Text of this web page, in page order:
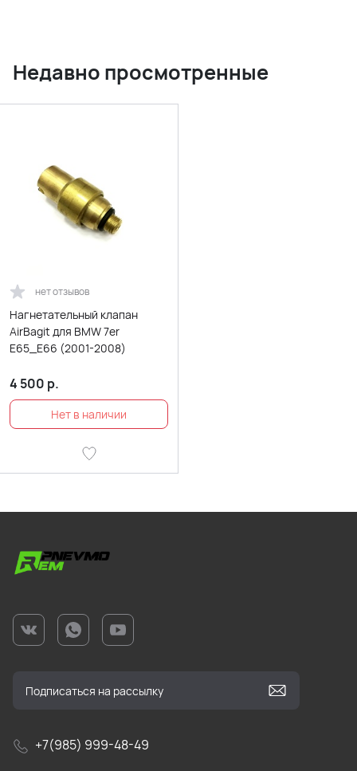
Недавно просмотренные
нет отзывов
Нагнетательный клапан
AirBagit для BMW 7er
E65_E66 (2001-2008)
4 500 р.
+7(985) 999-48-49